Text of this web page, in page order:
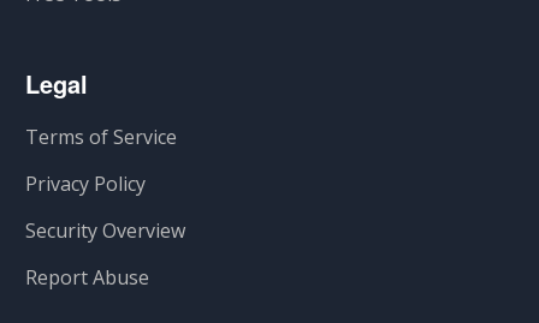
Legal
Terms of Service
Privacy Policy
Security Overview
Report Abuse